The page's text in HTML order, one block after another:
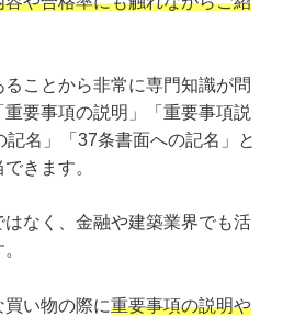
ことから非常に専門知識が問
要事項の説明」「重要事項説
名」「37条書面への記名」と
きます。
はなく、金融や建築業界でも活
い物の際に重要事項の説明や